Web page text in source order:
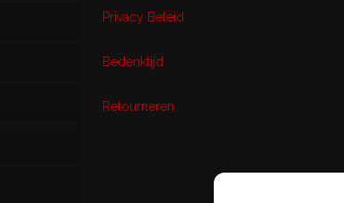
Privacy Beleid
Bedenktijd
Retourneren